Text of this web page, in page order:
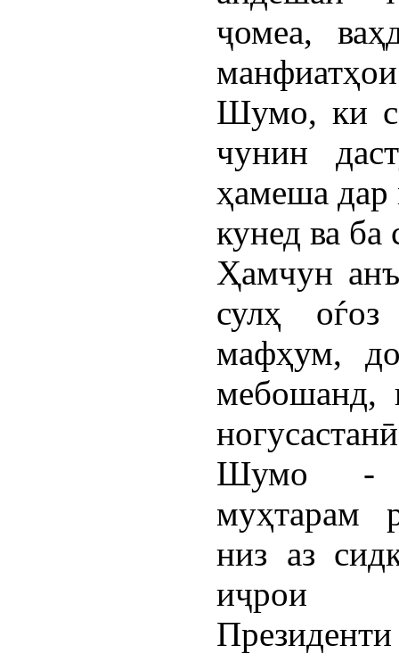
ҷомеа,
Шумо, ки
чунин
ҳамеша дар
кунед ва ба
Ҳамчун
сулҳ
мафҳум,
мебошанд,
Шумо -
муҳтарам
низ аз
иҷрои